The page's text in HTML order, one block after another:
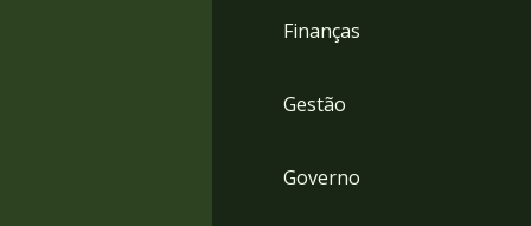
Finanças
Gestão
Governo